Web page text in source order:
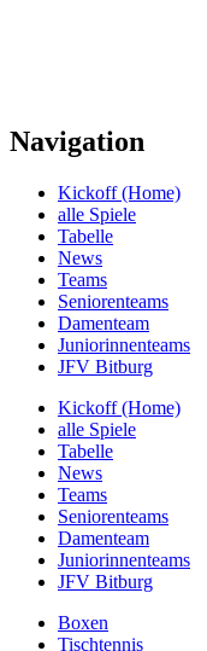
Navigation
Kickoff (Home)
alle Spiele
Tabelle
News
Teams
Seniorenteams
Damenteam
Juniorinnenteams
JFV Bitburg
Kickoff (Home)
alle Spiele
Tabelle
News
Teams
Seniorenteams
Damenteam
Juniorinnenteams
JFV Bitburg
Boxen
Tischtennis